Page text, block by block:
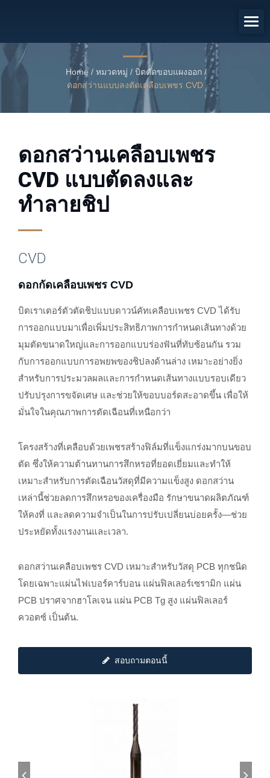
Home / หมวดหมู่ / บิตตัดขอบแผงออก /
ดอกสว่านแบบลงตัดเคลือบเพชร CVD
ดอกสว่านเคลือบเพชร
CVD แบบตัดลงและ
ทำลายชิป
CVD
ดอกกัดเคลือบเพชร CVD
บิตเราเตอร์ตัวตัดชิปแบบดาวน์คัทเคลือบเพชร CVD ได้รับ
การออกแบบมาเพื่อเพิ่มประสิทธิภาพการกำหนดเส้นทางด้วย
มุมตัดขนาดใหญ่และการออกแบบร่องฟันที่ทับซ้อนกัน รวม
กับการออกแบบการอพยพของชิปลงด้านล่าง เหมาะอย่างยิ่ง
สำหรับการประมวลผลและการกำหนดเส้นทางแบบรอบเดียว
ปรับปรุงการขจัดเศษ และช่วยให้ขอบบอร์ดสะอาดขึ้น เพื่อให้
มั่นใจในคุณภาพการตัดเฉือนที่เหนือกว่า
โครงสร้างที่เคลือบด้วยเพชรสร้างฟิล์มที่แข็งแกร่งมากบนขอบ
ตัด ซึ่งให้ความต้านทานการสึกหรอที่ยอดเยี่ยมและทำให้
เหมาะสำหรับการตัดเฉือนวัสดุที่มีความแข็งสูง ดอกสว่าน
เหล่านี้ช่วยลดการสึกหรอของเครื่องมือ รักษาขนาดผลิตภัณฑ์
ให้คงที่ และลดความจำเป็นในการปรับเปลี่ยนบ่อยครั้ง—ช่วย
ประหยัดทั้งแรงงานและเวลา.
ดอกสว่านเคลือบเพชร CVD เหมาะสำหรับวัสดุ PCB ทุกชนิด
โดยเฉพาะแผ่นไฟเบอร์คาร์บอน แผ่นฟิลเลอร์เซรามิก แผ่น
PCB ปราศจากฮาโลเจน แผ่น PCB Tg สูง แผ่นฟิลเลอร์
ควอตซ์ เป็นต้น.
สอบถามตอนนี้